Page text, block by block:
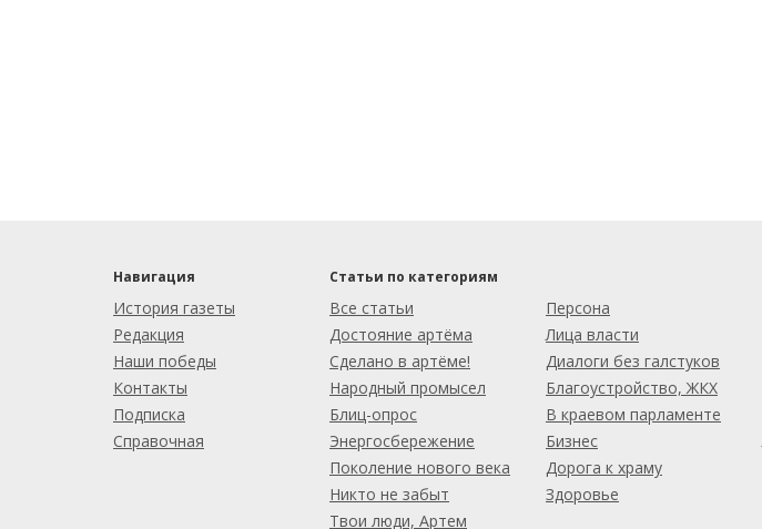
Навигация
История газеты
Редакция
Наши победы
Контакты
Подписка
Справочная
Статьи по категориям
Все статьи
Достояние артёма
Сделано в артёме!
Народный промысел
Блиц-опрос
Энергосбережение
Поколение нового века
Никто не забыт
Твои люди, Артем
Персона
Лица власти
Диалоги без галстуков
Благоустройство, ЖКХ
В краевом парламенте
Бизнес
Дорога к храму
Здоровье